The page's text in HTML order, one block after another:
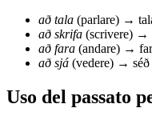
að tala (parlare) →
að skrifa (scrivere) →
að fara (andare) →
að sjá (vedere) → séð
Uso del passato